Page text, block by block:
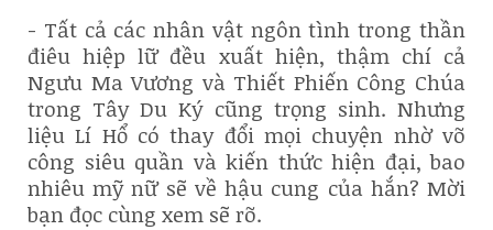
- Tất cả các nhân vật ngôn tình trong thần
điêu hiệp lữ đều xuất hiện, thậm chí cả
Ngưu Ma Vương và Thiết Phiến Công Chúa
trong Tây Du Ký cũng trọng sinh. Nhưng
liệu Lí Hổ có thay đổi mọi chuyện nhờ võ
công siêu quần và kiến thức hiện đại, bao
nhiêu mỹ nữ sẽ về hậu cung của hắn? Mời
bạn đọc cùng xem sẽ rõ.